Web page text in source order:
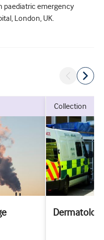
paediatric emergency
London, UK.
collection